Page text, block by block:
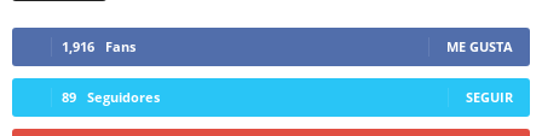
1,916 Fans ME GUSTA
89 Seguidores SEGUIR